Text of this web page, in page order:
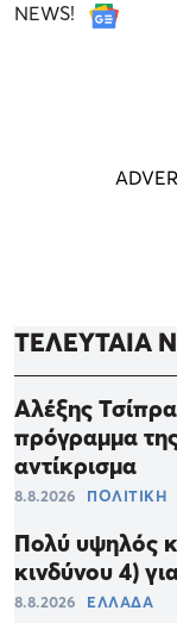
NEWS!
ΤΕΛΕΥΤΑΙΑ
Αλέξης
πρόγραμμα
αντίκρισμα
8.8.2026 ΠΟΛΙΤΙΚΗ
Πολύ υψηλός
κινδύνου 4)
8.8.2026 ΕΛΛΑΔΑ